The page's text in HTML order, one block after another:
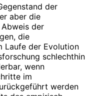
der
aber die
der
die
Laufe der Evolution
schlechthin
wenn
im
werden